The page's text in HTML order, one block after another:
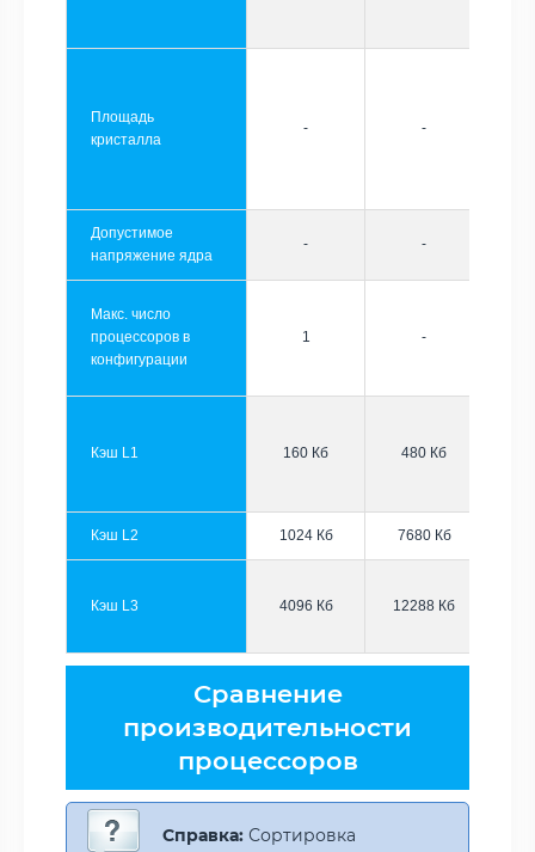
Площадь
кристалла
- -
Допустимое
напряжение ядра
- -
Макс. число
процессоров в
конфигурации
1 -
Кэш L1 160 Кб 480 Кб
Кэш L2 1024 Кб 7680 Кб
Кэш L3 4096 Кб 12288 Кб
Сравнение
производительности
процессоров
Справка: Сортировка